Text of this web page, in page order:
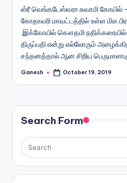
ஸ்ரீ வெங்கடேஸ்வரா சுவாமி கோயில்
கோதாவரி மாவட்டத்தில் உள்ள மிக
.இக்கோயில் கௌதமி
திருப்பதி என்று எல்லோரும்
சந்தனத்தால் ஆன சிறிய
Posted
Ganesh October 19, 2019
Search Form